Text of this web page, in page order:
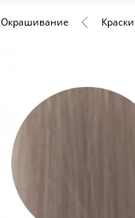
Окрашивание